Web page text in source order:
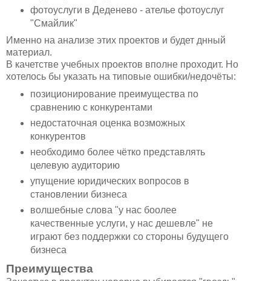
фотоуслуги в Деденево - ателье фотоуслуг
"Смайлик"
Именно на анализе этих проектов и будет днный
материал.
В качетстве учебных проектов вполне проходит. Но
хотелось бы указать на типовые ошибки/недочёты:
позиционирование преимущества по
сравнению с конкурентами
недостаточная оценка возможных
конкурентов
необходимо более чётко представлять
целевую аудиторию
упущение юридических вопросов в
становлении бизнеса
волшебные слова "у нас боолее
качественные услуги, у нас дешевле" не
играют без поддержки со стороны будущего
бизнеса
Преимущества